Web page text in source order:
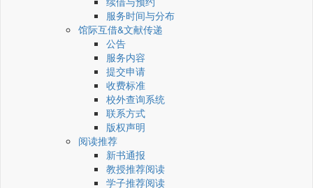
服务时间与分布
馆际互借&文献传递
公告
服务内容
提交申请
收费标准
校外查询系统
联系方式
版权声明
阅读推荐
新书通报
教授推荐阅读
学子推荐阅读